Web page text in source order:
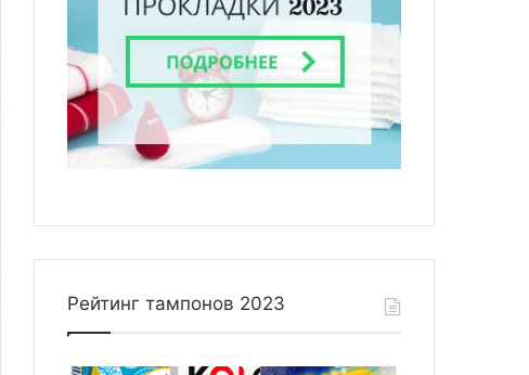
Рейтинг тампонов 2023